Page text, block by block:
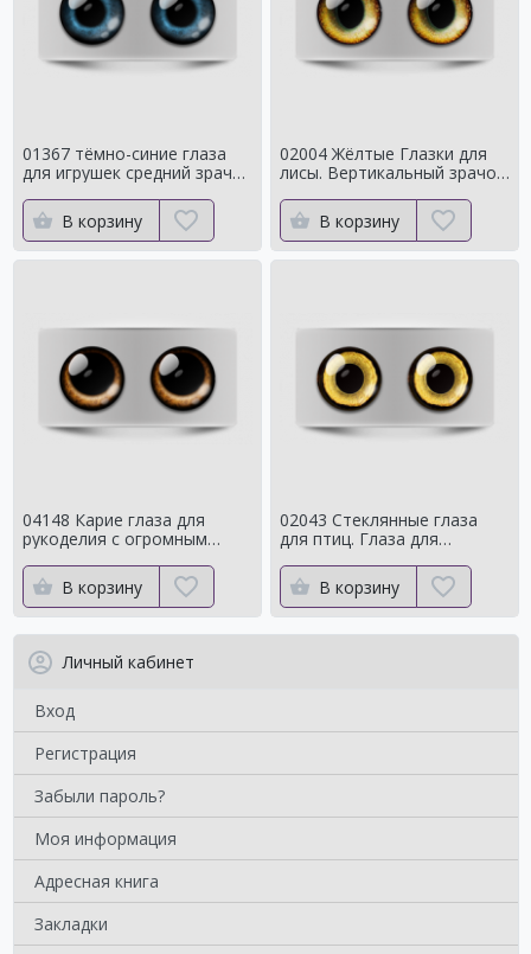
01367 тёмно-синие глаза
для игрушек средний зрачок
В корзину
02004 Жёлтые Глазки для
лисы. Вертикальный зрачок
В корзину
04148 Карие глаза для
рукоделия с огромным
В корзину
02043 Стеклянные глаза
для птиц. Глаза для
чучелаворона.
В корзину
Личный кабинет
Вход
Регистрация
Забыли пароль?
Моя информация
Адресная книга
Закладки